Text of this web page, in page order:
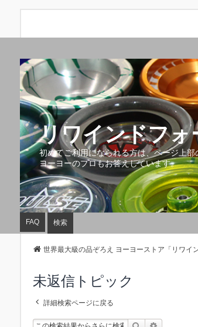
リワインドフォ
初めてご利用になられる方は、ページ上
ヨーヨーのプロもお答えしています。
FAQ 検索
世界最大級の品ぞろえ ヨーヨーストア「リワイン
未返信トピック
詳細検索ページに戻る